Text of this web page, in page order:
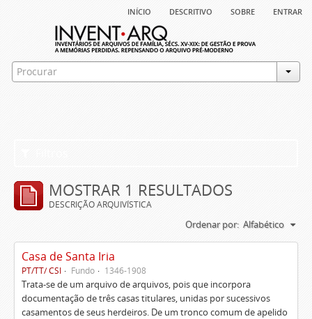
início descritivo sobre entrar
MOSTRAR 1 RESULTADOS
DESCRIÇÃO ARQUIVÍSTICA
Ordenar por: Alfabético
Casa de Santa Iria
PT/TT/ CSI Fundo 1346-1908
Trata-se de um arquivo de arquivos, pois que incorpora
documentação de três casas titulares, unidas por sucessivos
casamentos de seus herdeiros. De um tronco comum de apelido